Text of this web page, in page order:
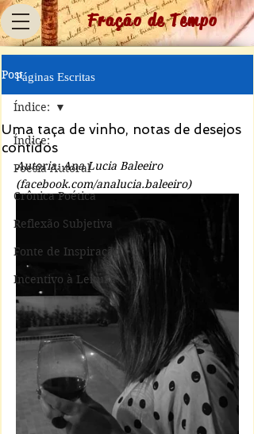
Fração de Tempo
Post
Índice:
Poesia Autoral
Crônica Poética
Reflexão Subjetiva
Fonte de Inspiração
Incentivo à Leitura
Índice:
Uma taça de vinho, notas de desejos
contidos
Autoria: Ana Lucia Baleeiro
(facebook.com/analucia.baleeiro)
Páginas Escritas